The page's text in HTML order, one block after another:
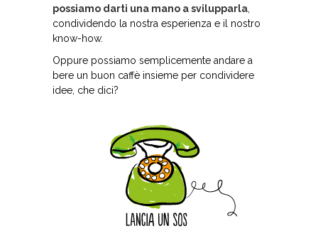
possiamo darti una mano a svilupparla
condividendo la nostra esperienza e il nostro
know-how.
Oppure possiamo semplicemente andare a
bere un buon caffè insieme per condividere
idee, che dici?